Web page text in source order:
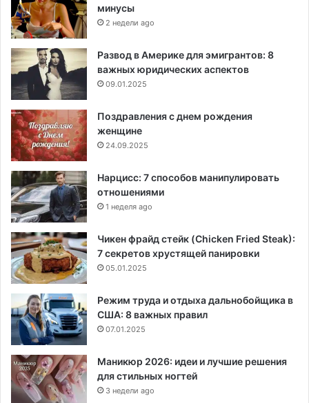
минусы
2 недели ago
Развод в Америке для эмигрантов: 8
важных юридических аспектов
09.01.2025
Поздравления с днем рождения
женщине
24.09.2025
Нарцисс: 7 способов манипулировать
отношениями
1 неделя ago
Чикен фрайд стейк (Chicken Fried Steak):
7 секретов хрустящей панировки
05.01.2025
Режим труда и отдыха дальнобойщика в
США: 8 важных правил
07.01.2025
Маникюр 2026: идеи и лучшие решения
для стильных ногтей
3 недели ago